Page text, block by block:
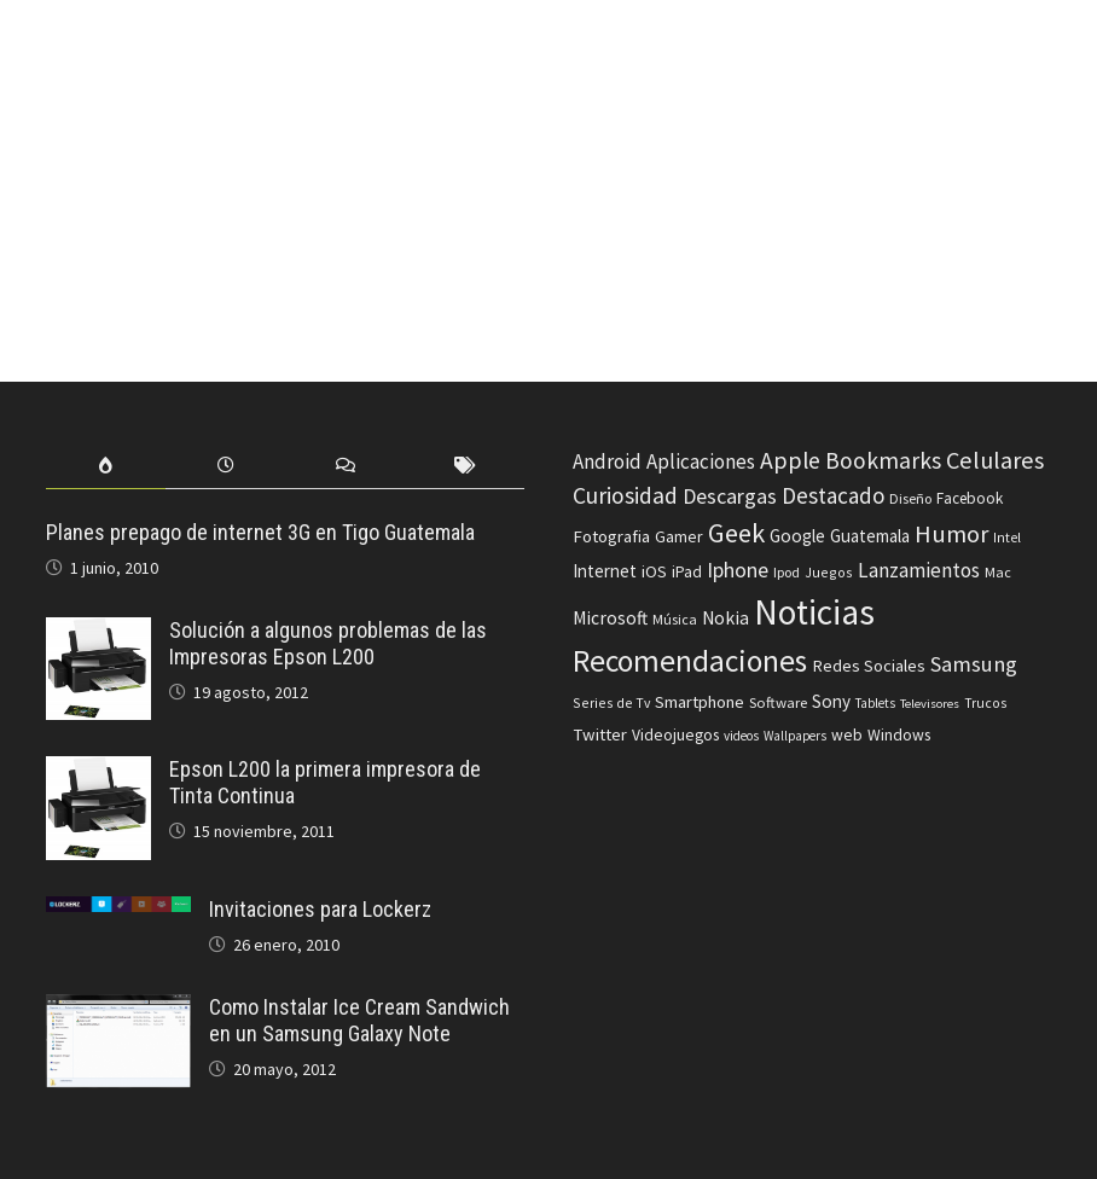
Planes prepago de internet 3G en Tigo Guatemala
1 junio, 2010
Solución a algunos problemas de las
Impresoras Epson L200
19 agosto, 2012
Epson L200 la primera impresora de
Tinta Continua
15 noviembre, 2011
Invitaciones para Lockerz
26 enero, 2010
Como Instalar Ice Cream Sandwich
en un Samsung Galaxy Note
20 mayo, 2012
Android Aplicaciones Apple Bookmarks Celulares
Curiosidad Descargas Destacado Diseño Facebook
Fotografia Gamer Geek Google Guatemala Humor Intel
Internet iOS iPad Iphone Ipod Juegos Lanzamientos Mac
Microsoft Música Nokia Noticias
Recomendaciones Redes Sociales Samsung
Series de Tv Smartphone Software Sony Tablets Televisores Trucos
Twitter Videojuegos videos Wallpapers web Windows